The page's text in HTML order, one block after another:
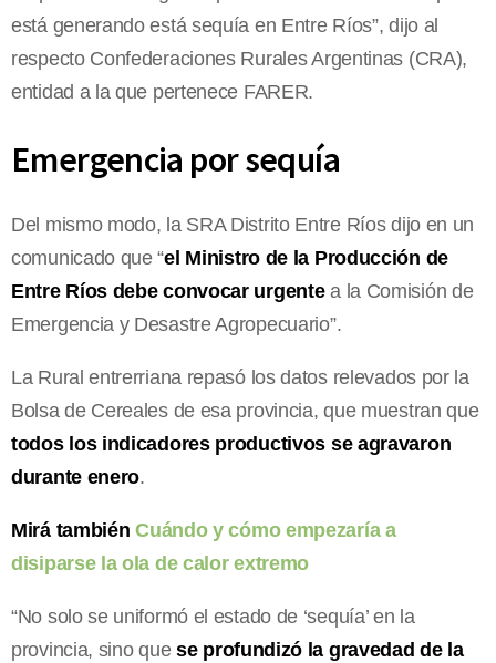
está generando está sequía en Entre Ríos”, dijo al
respecto Confederaciones Rurales Argentinas (CRA),
entidad a la que pertenece FARER.
Emergencia por sequía
Del mismo modo, la SRA Distrito Entre Ríos dijo en un
comunicado que “el Ministro de la Producción de
Entre Ríos debe convocar urgentea la Comisión de
Emergencia y Desastre Agropecuario”.
La Rural entrerriana repasó los datos relevados por la
Bolsa de Cereales de esa provincia, que muestran que
todos los indicadores productivos se agravaron
durante enero.
Mirá tambiénCuándo y cómo empezaría a
disiparse la ola de calor extremo
“No solo se uniformó el estado de ‘sequía’ en la
provincia, sino que se profundizó la gravedad de la